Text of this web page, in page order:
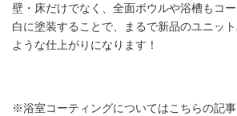
壁・床だけでなく、全面ボウルや浴槽もコ
白に塗装することで、まるで新品のユニッ
ような仕上がりになります！
※浴室コーティングについてはこちらの記